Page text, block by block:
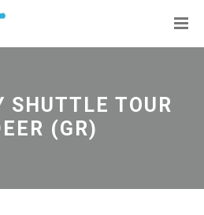
SHUTTLE TOUR
(GR)